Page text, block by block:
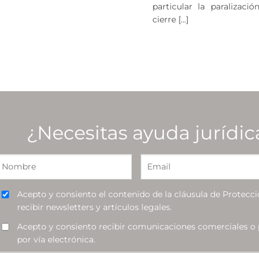
particular la
cierre [...]
¿Necesitas ayuda
Acepto y consiento el contenido de la cláusula de
recibir newsletters y artículos legales.
Acepto y consiento recibir comunicaciones comerciales
por vía electrónica.